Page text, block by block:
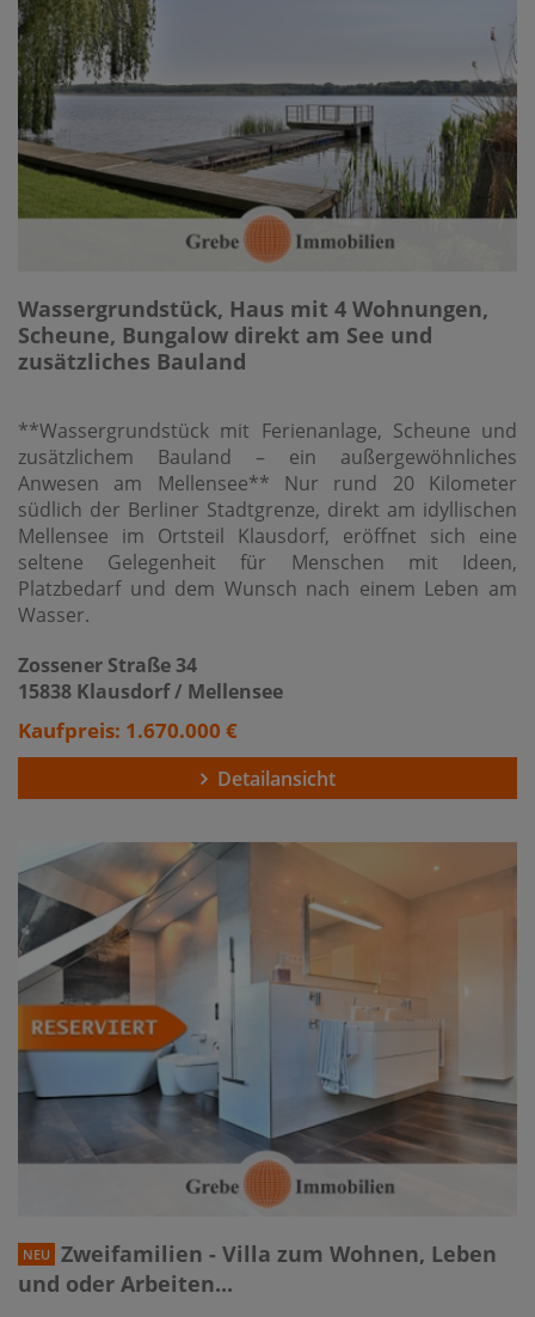
Wassergrundstück, Haus mit 4 Wohnungen,
Scheune, Bungalow direkt am See und
zusätzliches Bauland
**Wassergrundstück mit Ferienanlage, Scheune und
zusätzlichem Bauland – ein außergewöhnliches
Anwesen am Mellensee** Nur rund 20 Kilometer
südlich der Berliner Stadtgrenze, direkt am idyllischen
Mellensee im Ortsteil Klausdorf, eröffnet sich eine
seltene Gelegenheit für Menschen mit Ideen,
Platzbedarf und dem Wunsch nach einem Leben am
Wasser.
Zossener Straße 34
15838 Klausdorf / Mellensee
Kaufpreis: 1.670.000 €
Detailansicht
NEU
Zweifamilien - Villa zum Wohnen, Leben
und oder Arbeiten...